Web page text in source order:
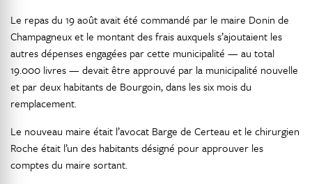
Le repas du 19 août avait été commandé par le maire Donin de
Champagneux et le montant des frais auxquels s’ajoutaient les
autres dépenses engagées par cette municipalité — au total
19.000 livres — devait être approuvé par la municipalité nouvelle
et par deux habitants de Bourgoin, dans les six mois du
remplacement.
Le nouveau maire était l’avocat Barge de Certeau et le chirurgien
Roche était l’un des habitants désigné pour approuver les
comptes du maire sortant.